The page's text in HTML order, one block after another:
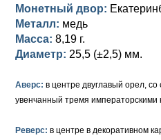
Памятные и донативные
Памятные и донативные
Для Финляндии
Памятные и донативные
Для Грузии
Для Польши
Памятные и донативные
Медь
Для Польши
Серебро
Екатерина II (1762-1796)
Золото
Медь
Сибирские монеты
Петр III (1762)
Золото
Серебро
Иоанн Антонович (1740-1741)
Анна Иоанновна (1730-1740)
Монетный двор:
Металл: медь
Масса: 8,19 г.
Диаметр: 25,5 (±2,5) мм.
Аверс: в центре двуглавый орел,
увенчанный тремя императорскими
Реверс: в центре в декоративном